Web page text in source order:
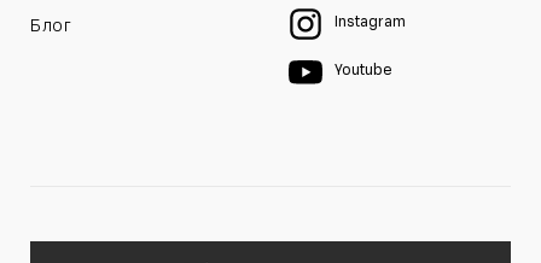
Блог Instagram
Youtube